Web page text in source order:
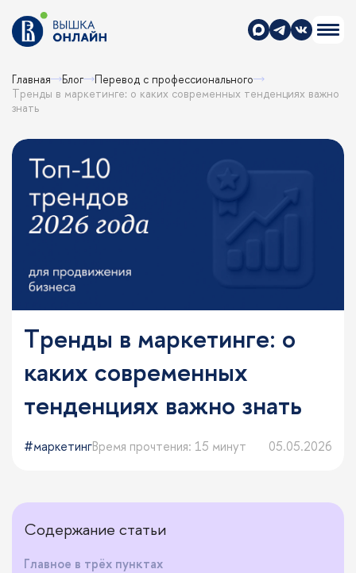
Главная Блог
Перевод с профессионального
Тренды в маркетинге: о каких современных тенденциях важно
знать
Тренды в маркетинге: о
каких современных
тенденциях важно знать
маркетингВремя прочтения: 15 минут 05.05.2026
Содержание статьи
Главное в трёх пунктах